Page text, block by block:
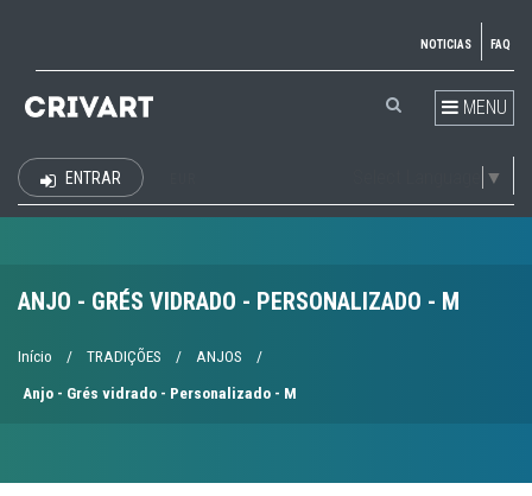
NOTICIAS FAQ
MENU
▼
ENTRAR
ANJO - GRÉS VIDRADO - PERSONALIZADO - M
Início / TRADIÇÕES / ANJOS /
Anjo - Grés vidrado - Personalizado - M